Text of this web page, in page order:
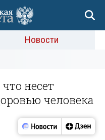
Новости
несет
человека